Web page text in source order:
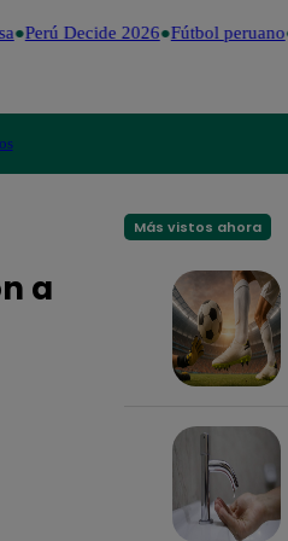
Perú Decide 2026 Fútbol peruano
a
Más vistos ahora